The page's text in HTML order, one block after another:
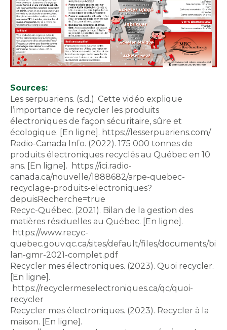
Sources:
Les serpuariens. (s.d.). Cette vidéo explique
l’importance de recycler les produits
électroniques de façon sécuritaire, sûre et
écologique. [En ligne]. https://lesserpuariens.com/
Radio-Canada Info. (2022). 175 000 tonnes de
produits électroniques recyclés au Québec en 10
ans. [En ligne]. https://ici.radio-
canada.ca/nouvelle/1888682/arpe-quebec-
recyclage-produits-electroniques?
depuisRecherche=true
Recyc-Québec. (2021). Bilan de la gestion des
matières résiduelles au Québec. [En ligne].
https://www.recyc-
quebec.gouv.qc.ca/sites/default/files/documents/bi
lan-gmr-2021-complet.pdf
Recycler mes électroniques. (2023). Quoi recycler.
[En ligne].
https://recyclermeselectroniques.ca/qc/quoi-
recycler
Recycler mes électroniques. (2023). Recycler à la
maison. [En ligne].